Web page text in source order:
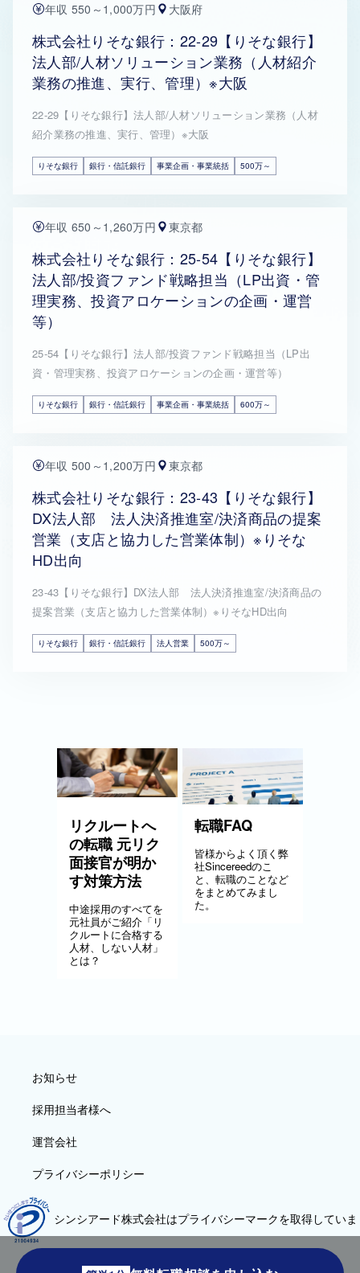
年収 550～1,000万円 大阪府
株式会社りそな銀行：22-29【りそな銀行】
法人部/人材ソリューション業務（人材紹介
業務の推進、実行、管理）※大阪
22-29【りそな銀行】法人部/人材ソリューション業務（人材
紹介業務の推進、実行、管理）※大阪
りそな銀行 銀行・信託銀行 事業企画・事業統括 500万～
年収 650～1,260万円 東京都
株式会社りそな銀行：25-54【りそな銀行】
法人部/投資ファンド戦略担当（LP出資・管
理実務、投資アロケーションの企画・運営
等）
25-54【りそな銀行】法人部/投資ファンド戦略担当（LP出
資・管理実務、投資アロケーションの企画・運営等）
りそな銀行 銀行・信託銀行 事業企画・事業統括 600万～
年収 500～1,200万円 東京都
株式会社りそな銀行：23-43【りそな銀行】
DX法人部 法人決済推進室/決済商品の提案
営業（支店と協力した営業体制）※りそな
HD出向
23-43【りそな銀行】DX法人部 法人決済推進室/決済商品の
提案営業（支店と協力した営業体制）※りそなHD出向
りそな銀行 銀行・信託銀行 法人営業 500万～
リクルートへ
の転職 元リク
面接官が明か
す対策方法
中途採用のすべてを
元社員がご紹介「リ
クルートに合格する
人材、しない人材」
とは？
転職FAQ
皆様からよく頂く弊
社Sincereedのこ
と、転職のことなど
をまとめてみまし
た。
お知らせ
採用担当者様へ
運営会社
プライバシーポリシー
シンシアード株式会社はプライバシーマークを取得していま